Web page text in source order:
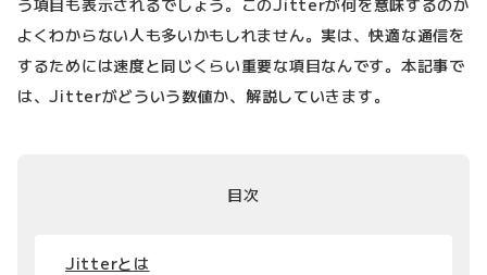
よくわからない人も多いかもしれません。実は、快適な通信を
するためには速度と同じくらい重要な項目なんです。本記事で
は、Jitterがどういう数値か、解説していきます。
目次
Jitterとは